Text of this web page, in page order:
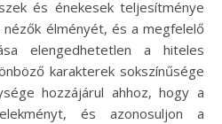
és énekesek teljesítménye
élményét, és a megfelelő
elengedhetetlen a hiteles
karakterek sokszínűsége
hozzájárul ahhoz, hogy a
és azonosuljon a